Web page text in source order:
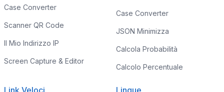
Case Converter
Scanner QR Code
Il Mio Indirizzo IP
Screen Capture & Editor
Case Converter
JSON Minimizza
Calcola Probabilità
Calcolo Percentuale
Link Veloci Lingue